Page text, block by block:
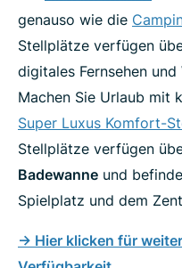
genauso wie die
Stellplätze verfügen
digitales Fernsehen
Machen Sie Urlaub mit
Super Luxus Komfort-
Stellplätze verfügen
Badewanne und
Spielplatz und dem
-> Hier klicken für